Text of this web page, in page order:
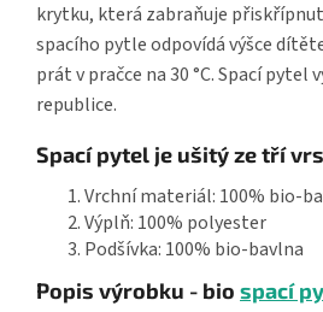
krytku, která zabraňuje
spacího pytle odpovídá výšce
prát v pračce na 30 °C. Spací pytel
republice.
Spací pytel je ušitý ze tří
Vrchní materiál: 100% bio-
Výplň: 100% polyester
Podšívka: 100% bio-bavlna
Popis výrobku - bio spací